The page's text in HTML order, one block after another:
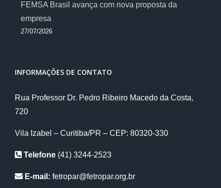
FEMSA Brasil avança com nova proposta da
empresa
27/07/2026
INFORMAÇÕES DE CONTATO
Rua Professor Dr. Pedro Ribeiro Macedo da Costa,
720
Vila Izabel – Curitiba/PR – CEP: 80320-330
Telefone (41) 3244-2523
E-mail: fetropar@fetropar.org.br